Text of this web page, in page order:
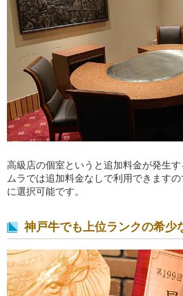
高級店の個室というと追加料金が発生
ムラでは追加料金なしで利用できます
に選択可能です。
神戸牛でも上位ランクの希少